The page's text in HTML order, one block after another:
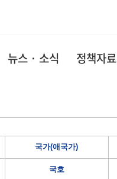
뉴스 · 소식 정책자료
국가(애국가)
국호